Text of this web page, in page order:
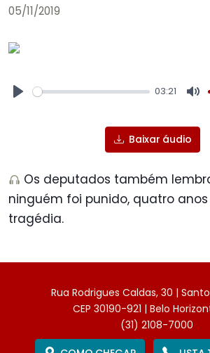
05/11/2019
03:21
Baixar áudio
Os deputados também
ninguém foi punido, quatro
tragédia.
Rua Rodrigues Caldas, 30 |
CEP 30190-921 | Belo
(31) 2108-7000